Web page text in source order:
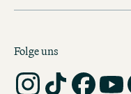
Folge uns